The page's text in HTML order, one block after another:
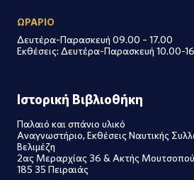
ΩΡΑΡΙΟ
Δευτέρα-Παρασκευή 09.00 – 17.00
Εκθέσεις: Δευτέρα-Παρασκευή 10.00-
Ιστορική Βιβλιοθήκη
Παλαιό και σπάνιο υλικό
Αναγνωστήριο, Εκθέσεις Ναυτικής
Βελιμέζη
2ας Μεραρχίας 36 & Ακτής
185 35 Πειραιάς